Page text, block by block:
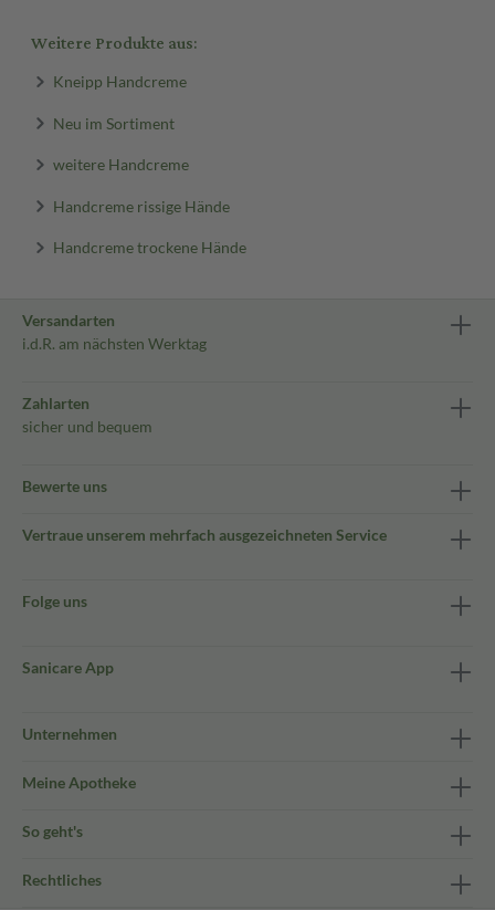
Weitere Produkte aus:
Kneipp Handcreme
Neu im Sortiment
weitere Handcreme
Handcreme rissige Hände
Handcreme trockene Hände
Versandarten
i.d.R. am nächsten Werktag
Zahlarten
sicher und bequem
Bewerte uns
Vertraue unserem mehrfach ausgezeichneten Service
Folge uns
Sanicare App
Unternehmen
Meine Apotheke
So geht's
Rechtliches